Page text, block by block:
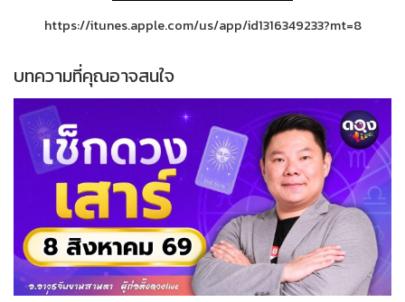
https://itunes.apple.com/us/app/id1316349233?mt=8
บทความที่คุณอาจสนใจ